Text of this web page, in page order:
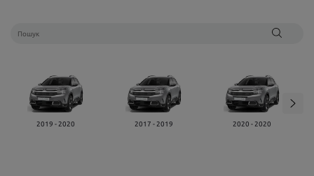
2019 - 2020 2017 - 2019 2020 - 2020